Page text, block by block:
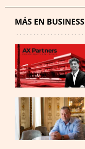
MÁS EN BUSINESS